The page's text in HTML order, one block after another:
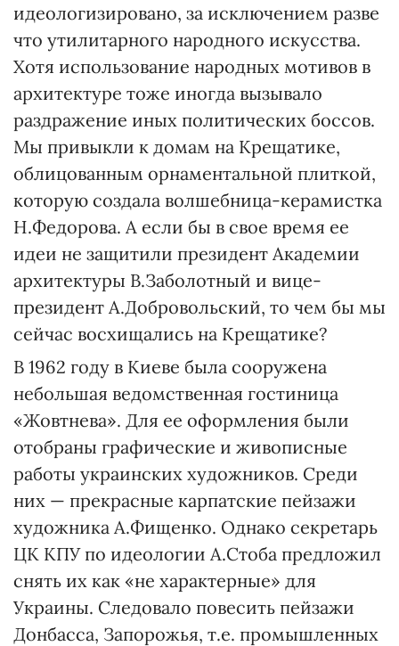
идеологизировано, за исключением разве
что утилитарного народного искусства.
Хотя использование народных мотивов в
архитектуре тоже иногда вызывало
раздражение иных политических боссов.
Мы привыкли к домам на Крещатике,
облицованным орнаментальной плиткой,
которую создала волшебница-керамистка
Н.Федорова. А если бы в свое время ее
идеи не защитили президент Академии
архитектуры В.Заболотный и вице-
президент А.Добровольский, то чем бы мы
сейчас восхищались на Крещатике?
В 1962 году в Киеве была сооружена
небольшая ведомственная гостиница
«Жовтнева». Для ее оформления были
отобраны графические и живописные
работы украинских художников. Среди
них — прекрасные карпатские пейзажи
художника А.Фищенко. Однако секретарь
ЦК КПУ по идеологии А.Стоба предложил
снять их как «не характерные» для
Украины. Следовало повесить пейзажи
Донбасса, Запорожья, т.е. промышленных